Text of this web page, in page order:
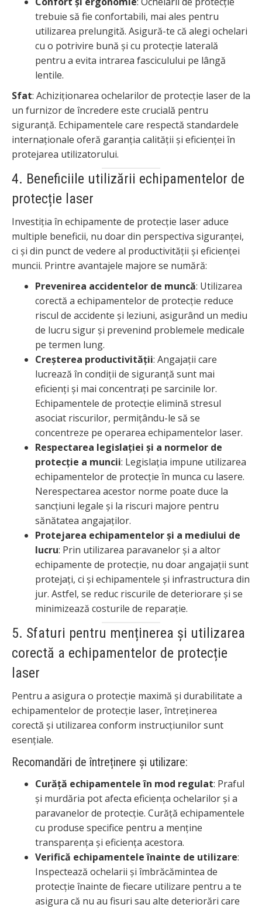
trebuie să fie confortabili, mai ales pentru
utilizarea prelungită. Asigură-te că alegi ochelari
cu o potrivire bună și cu protecție laterală
pentru a evita intrarea fasciculului pe lângă
lentile.
Sfat: Achiziționarea ochelarilor de protecție laser de la
un furnizor de încredere este crucială pentru
siguranță. Echipamentele care respectă standardele
internaționale oferă garanția calității și eficienței în
protejarea utilizatorului.
4. Beneficiile utilizării echipamentelor de
protecție laser
Investiția în echipamente de protecție laser aduce
multiple beneficii, nu doar din perspectiva siguranței,
ci și din punct de vedere al productivității și eficienței
muncii. Printre avantajele majore se numără:
Prevenirea accidentelor de muncă: Utilizarea
corectă a echipamentelor de protecție reduce
riscul de accidente și leziuni, asigurând un mediu
de lucru sigur și prevenind problemele medicale
pe termen lung.
Creșterea productivității: Angajații care
lucrează în condiții de siguranță sunt mai
eficienți și mai concentrați pe sarcinile lor.
Echipamentele de protecție elimină stresul
asociat riscurilor, permițându-le să se
concentreze pe operarea echipamentelor laser.
Respectarea legislației și a normelor de
protecție a muncii: Legislația impune utilizarea
echipamentelor de protecție în munca cu lasere.
Nerespectarea acestor norme poate duce la
sancțiuni legale și la riscuri majore pentru
sănătatea angajaților.
Protejarea echipamentelor și a mediului de
lucru: Prin utilizarea paravanelor și a altor
echipamente de protecție, nu doar angajații sunt
protejați, ci și echipamentele și infrastructura din
jur. Astfel, se reduc riscurile de deteriorare și se
minimizează costurile de reparație.
5. Sfaturi pentru menținerea și utilizarea
corectă a echipamentelor de protecție
laser
Pentru a asigura o protecție maximă și durabilitate a
echipamentelor de protecție laser, întreținerea
corectă și utilizarea conform instrucțiunilor sunt
esențiale.
Recomandări de întreținere și utilizare:
Curăță echipamentele în mod regulat: Praful
și murdăria pot afecta eficiența ochelarilor și a
paravanelor de protecție. Curăță echipamentele
cu produse specifice pentru a menține
transparența și eficiența acestora.
Verifică echipamentele înainte de utilizare:
Inspectează ochelarii și îmbrăcămintea de
protecție înainte de fiecare utilizare pentru a te
asigura că nu au fisuri sau alte deteriorări care